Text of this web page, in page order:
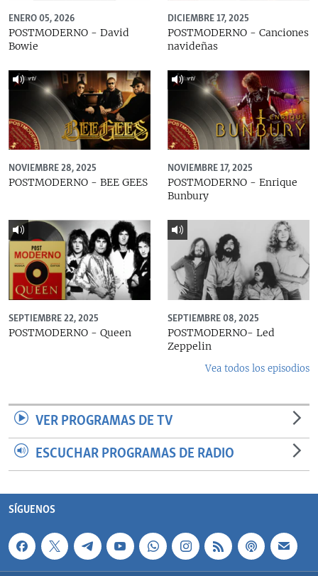
ENERO 05, 2026
POSTMODERNO - David
Bowie
DICIEMBRE 17, 2025
POSTMODERNO - Canciones
navideñas
NOVIEMBRE 28, 2025
POSTMODERNO - BEE GEES
NOVIEMBRE 17, 2025
POSTMODERNO - Enrique
Bunbury
SEPTIEMBRE 22, 2025
POSTMODERNO - Queen
SEPTIEMBRE 08, 2025
POSTMODERNO- Led
Zeppelin
Vea todos los episodios
VER PROGRAMAS DE TV
ESCUCHAR PROGRAMAS DE RADIO
SÍGUENOS